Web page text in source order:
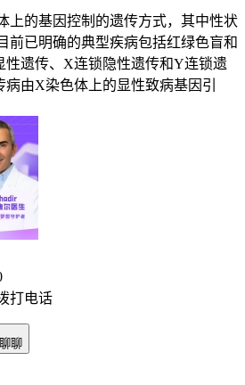
上的基因控制的遗传方式，其中性状
前已明确的典型疾病包括红绿色盲和
性遗传、X连锁隐性遗传和Y连锁遗
由X染色体上的显性致病基因引
打电话
聊聊